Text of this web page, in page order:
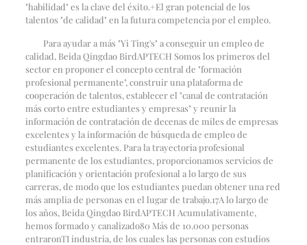
"habilidad" es la clave del éxito.+El gran potencial de los
talentos "de calidad" en la futura competencia por el empleo.
Para ayudar a más "Yi Ting's" a conseguir un empleo de
calidad, Beida Qingdao BirdAPTECH Somos los primeros del
sector en proponer el concepto central de "formación
profesional permanente", construir una plataforma de
cooperación de talentos, establecer el "canal de contratación
más corto entre estudiantes y empresas" y reunir la
información de contratación de decenas de miles de empresas
excelentes y la información de búsqueda de empleo de
estudiantes excelentes. Para la trayectoria profesional
permanente de los estudiantes, proporcionamos servicios de
planificación y orientación profesional a lo largo de sus
carreras, de modo que los estudiantes puedan obtener una red
más amplia de personas en el lugar de trabajo.17A lo largo de
los años, Beida Qingdao BirdAPTECH Acumulativamente,
hemos formado y canalizado80 Más de 10.000 personas
entraronTI industria, de los cuales las personas con estudios